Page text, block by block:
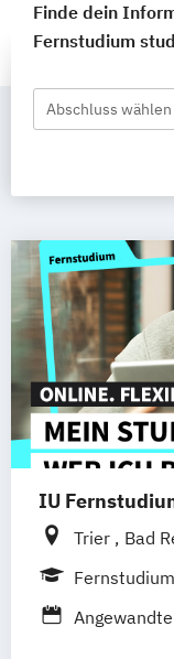
Finde dein
Fernstudium
Abschluss wählen
IU
Trier Bad
Freiburg
Bielefeld
Fernstudium